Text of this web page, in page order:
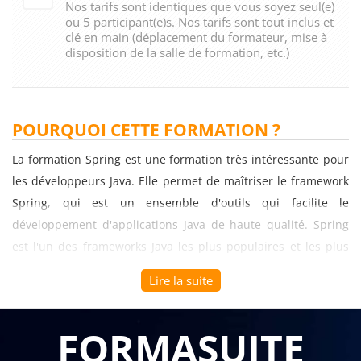
Nos tarifs sont identiques que vous soyez seul(e)
ou 5 participant(e)s. Nos tarifs sont tout inclus et
clé en main (déplacement du formateur, mise à
disposition de la salle de formation, etc.)
POURQUOI CETTE FORMATION ?
La formation Spring est une formation très intéressante pour
les développeurs Java. Elle permet de maîtriser le framework
Spring, qui est un ensemble d'outils qui facilite le
développement d'applications Java de haute qualité. Spring
est l'un des frameworks Java les plus populaires et les plus
utilisés pour la création d'applications d'entreprise.
La formation Spring est particulièrement utile pour les
en automatisant les tâches récurrentes de développement.
Lire la suite
FORMASUITE